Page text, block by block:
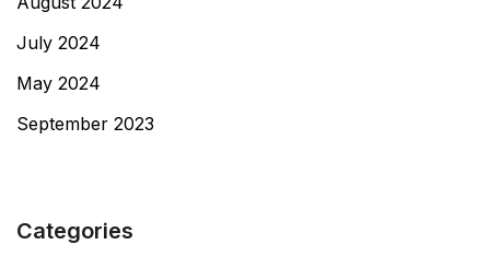
July 2024
May 2024
September 2023
Categories